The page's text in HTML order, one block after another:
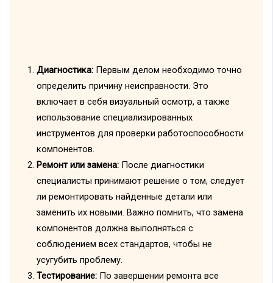
Диагностика:Первым делом необходимо точно
определить причину неисправности. Это
включает в себя визуальный осмотр, а также
использование специализированных
инструментов для проверки работоспособности
компонентов.
Ремонт или замена:После диагностики
специалисты принимают решение о том, следует
ли ремонтировать найденные детали или
заменить их новыми. Важно помнить, что замена
компонентов должна выполняться с
соблюдением всех стандартов, чтобы не
усугубить проблему.
Тестирование:По завершении ремонта все